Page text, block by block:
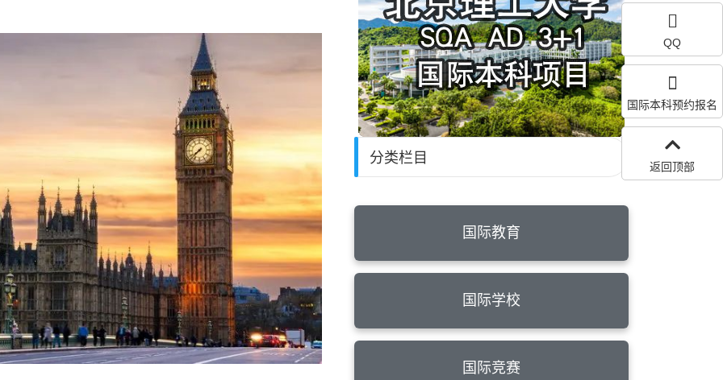
分类栏目
国际教育
国际学校
国际竞赛
QQ
国际本科预约报名
返回顶部